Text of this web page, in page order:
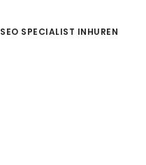
SEO SPECIALIST INHUREN